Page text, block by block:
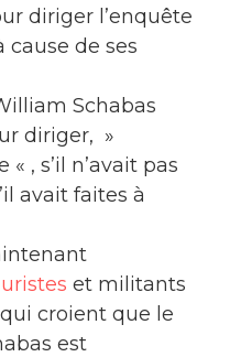
diriger l’enquête
cause de ses
Schabas
diriger, »
, s’il n’avait pas
avait faites à
et militants
croient que le
est